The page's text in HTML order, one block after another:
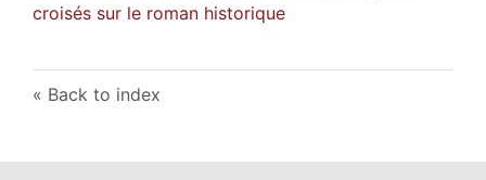
croisés sur le roman historique
Back to index